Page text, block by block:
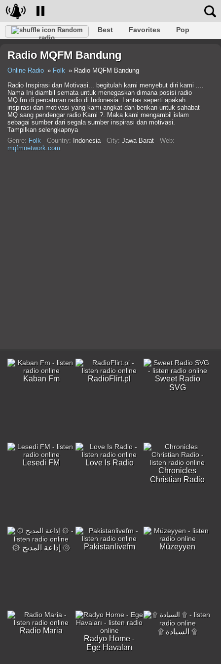
Random
radio
Best Favorites
Pop
Hip-Hop
Trance Folk Jazz
Radio MQFM Bandung
Online Radio Folk
Radio MQFM Bandung
Radio Inspirasi dan Motivasi... begitulah kami menyebut diri kami ....
Nama Ini diambil semata untuk menegaskan dimana posisi radio
MQ fm di percaturan radio di Indonesia. Lantas seperti apakah
inspirasi dan motivasi yang kami angkat dan berikan untuk sahabat
MQ sang pendengar radio Kami ?. Maka kami mengambil islam
sebagai sumber dari segala sumber inspirasi dan motivasi.
Tampilkan selengkapnya
Genre: Folk Country: Indonesia City: Jawa Barat Web:
mqfmnetwork.com
Kaban Fm RadioFlirt.pl
Sweet Radio
SVG
Lesedi FM
Love Is Radio
Chronicles
Christian Radio
۞ إذاعة المديح ۞ Pakistanlivefm Müzeyyen
Radio Maria
Radyo Home -
Ege Havaları
۩ السيادة ۩